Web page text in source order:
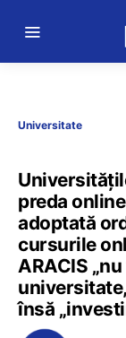
Universitate
preda
adoptată
cursurile
ARACIS
însă